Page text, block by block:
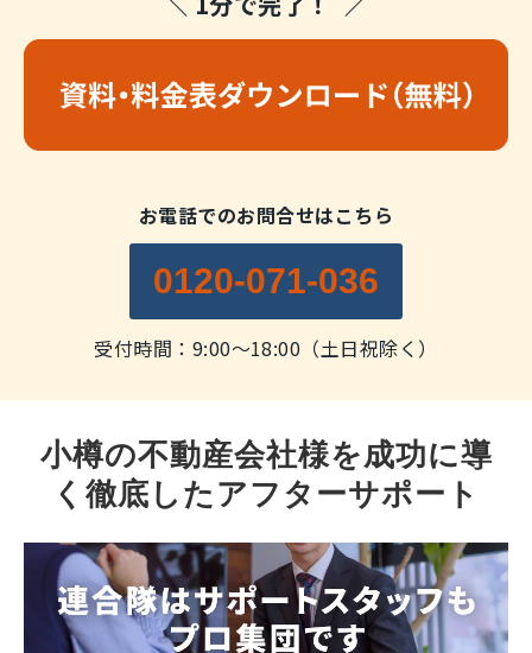
お電話でのお問合せはこちら
0120-071-036
受付時間：9:00～18:00（土日祝除く）
小樽の不動産会社様を成功に導
く徹底したアフターサポート